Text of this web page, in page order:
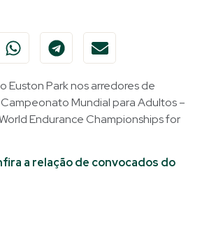
Euston Park nos arredores de
Mundial para Adultos –
Endurance Championships for
a relação de convocados do